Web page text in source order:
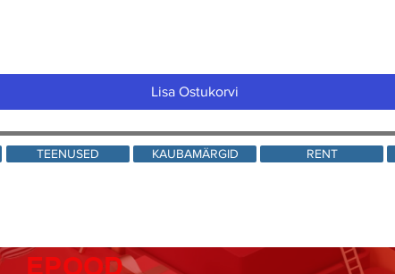
Lisa Ostukorvi
TEENUSED KAUBAMÄRGID RENT
EPOOD